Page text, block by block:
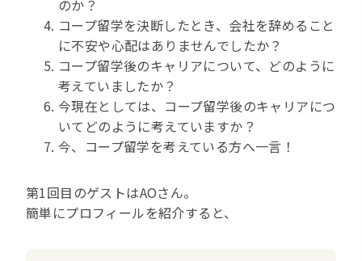
のか？
コープ留学を決断したとき、会社を辞めること
に不安や心配はありませんでしたか？
コープ留学後のキャリアについて、どのように
考えていましたか？
今現在としては、コープ留学後のキャリアにつ
いてどのように考えていますか？
今、コープ留学を考えている方へ一言！
第1回目のゲストはAOさん。
簡単にプロフィールを紹介すると、